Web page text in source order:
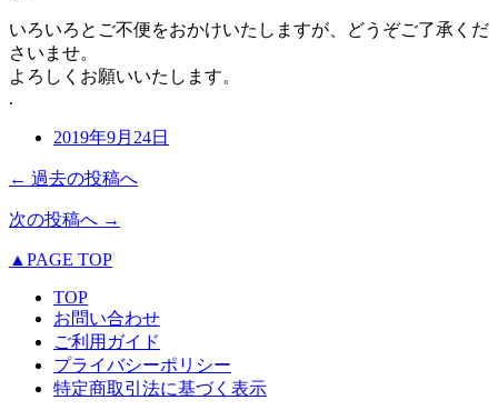
いろいろとご不便をおかけいたしますが、どうぞご了承くだ
さいませ。
よろしくお願いいたします。
.
2019年9月24日
← 過去の投稿へ
次の投稿へ →
▲PAGE TOP
TOP
お問い合わせ
ご利用ガイド
プライバシーポリシー
特定商取引法に基づく表示